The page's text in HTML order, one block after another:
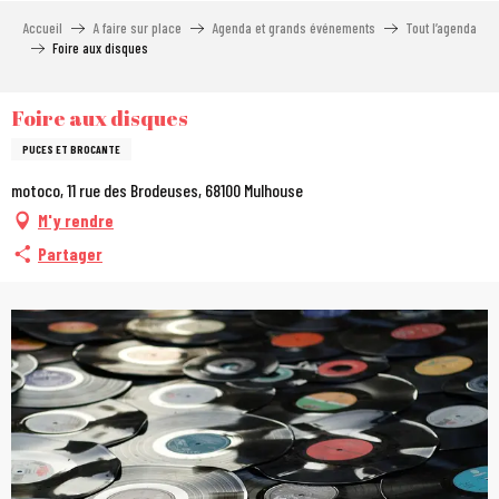
Accueil A faire sur place Agenda et grands événements
Tout l’agenda
Foire aux disques
Foire aux disques
PUCES ET BROCANTE
motoco, 11 rue des Brodeuses, 68100 Mulhouse
M'y rendre
Partager